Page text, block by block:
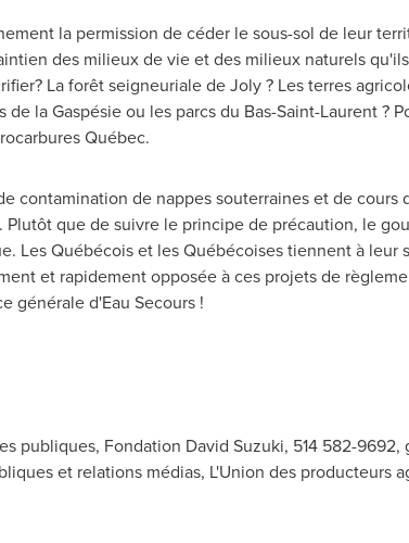
la permission de céder le sous-sol de leur
des milieux de vie et des milieux naturels
La forêt seigneuriale deJoly? Les terres
de la Gaspésie ou les parcs du Bas-Saint-Laurent?
Québec.
contamination de nappes souterraines et de cours
que de suivre le principe de précaution, le
Les Québécois et les Québécoises tiennent à leur
et rapidement opposée à ces projets de
générale d'Eau Secours !
publiques, Fondation David Suzuki, 514 582-9692,
et relations médias, L'Union des producteurs